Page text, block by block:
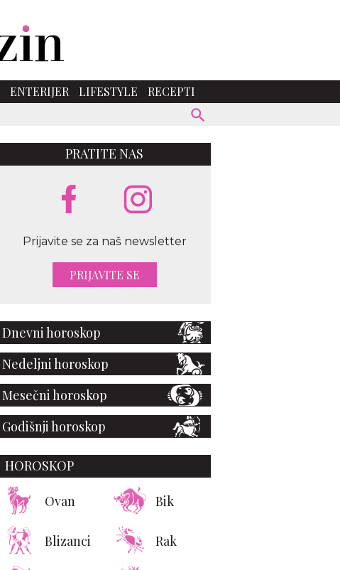
ENTERIJER LIFESTYLE
RECEPTI
PRATITE NAS
Prijavite se za naš newsletter
PRIJAVITE SE
Dnevni horoskop
Nedeljni horoskop
Mesečni horoskop
Godišnji horoskop
HOROSKOP
Ovan Bik
Blizanci Rak